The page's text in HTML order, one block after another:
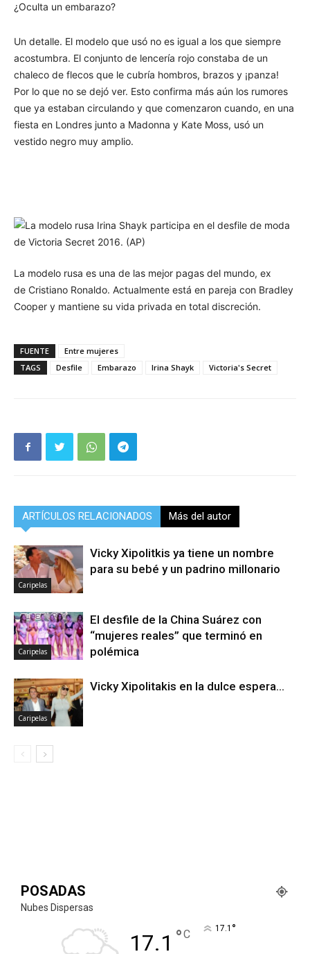
¿Oculta un embarazo?
Un detalle. El modelo que usó no es igual a los que siempre
acostumbra. El conjunto de lencería rojo constaba de un
chaleco de flecos que le cubría hombros, brazos y ¡panza!
Por lo que no se dejó ver. Esto confirma más aún los rumores
que ya estaban circulando y que comenzaron cuando, en una
fiesta en Londres junto a Madonna y Kate Moss, usó un
vestido negro muy amplio.
La modelo rusa es una de las mejor pagas del mundo, ex
de Cristiano Ronaldo. Actualmente está en pareja con Bradley
Cooper y mantiene su vida privada en total discreción.
FUENTE
Entre mujeres
TAGS
Desfile Embarazo Irina Shayk Victoria's Secret
ARTÍCULOS RELACIONADOS Más del autor
Caripelas
Vicky Xipolitkis ya tiene un nombre
para su bebé y un padrino millonario
Caripelas
El desfile de la China Suárez con
“mujeres reales” que terminó en
polémica
Caripelas
Vicky Xipolitakis en la dulce espera…
POSADAS
Nubes Dispersas
17.1 °C 17.1 °